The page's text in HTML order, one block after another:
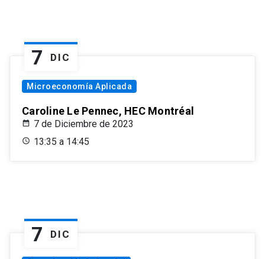
7 DIC
Microeconomía Aplicada
Caroline Le Pennec, HEC Montréal
7 de Diciembre de 2023
13:35 a 14:45
7 DIC